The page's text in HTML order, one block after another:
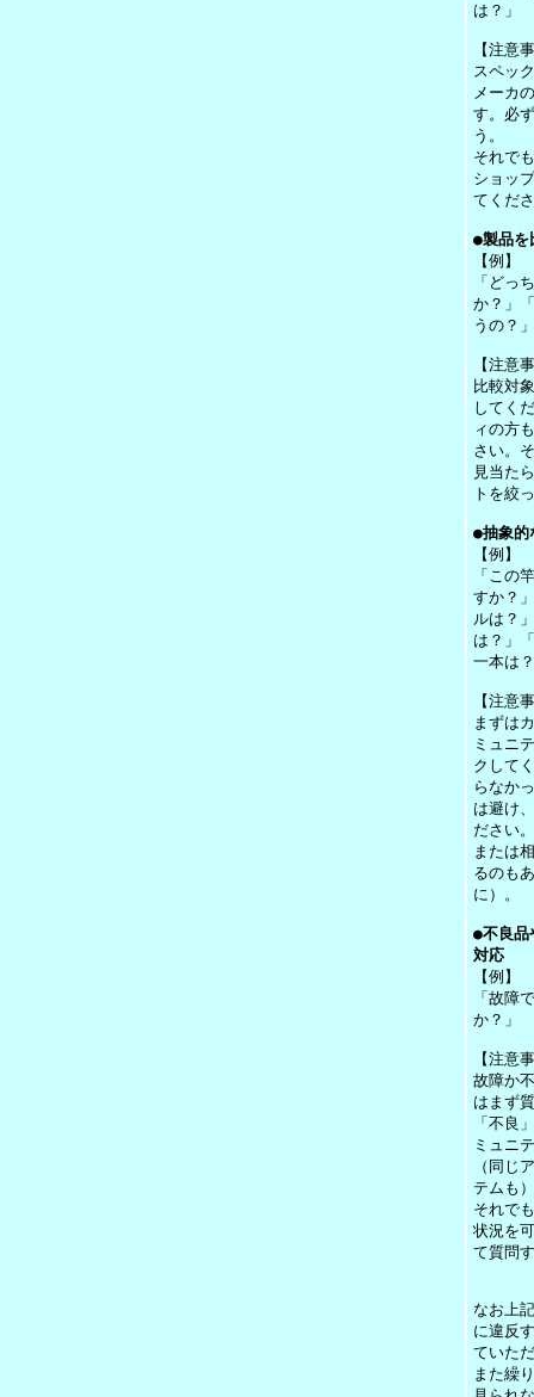
は？」
【注意
スペッ
メーカ
す。必
う。
それで
ショッ
てくだ
●製品を
【例】
「どっ
か？」
うの？
【注意
比較対
してく
ィの方
さい。
見当た
トを絞
●抽象的
【例】
「この
すか？
ルは？
は？」
一本は
【注意
まずは
ミュニ
クして
らなか
は避け
ださい。
または
るのも
に）。
●不良品
対応
【例】
「故障
か？」
【注意
故障か
はまず
「不良
ミュニ
（同じ
テムも
それで
状況を
て質問
なお上
に違反
ていた
また繰